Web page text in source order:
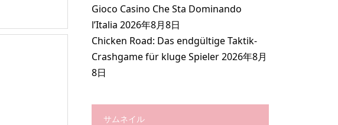
Gioco Casino Che Sta Dominando
l’Italia 2026年8月8日
Chicken Road: Das endgültige Taktik-
Crashgame für kluge Spieler2026年8月
8日
サムネイル